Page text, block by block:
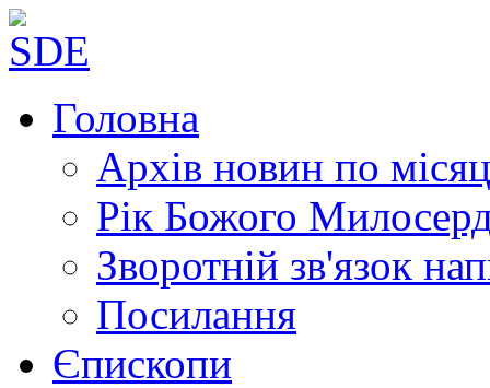
Головна
Архів новин по
Рік Божого
Зворотній зв'язок
Посилання
Єпископи